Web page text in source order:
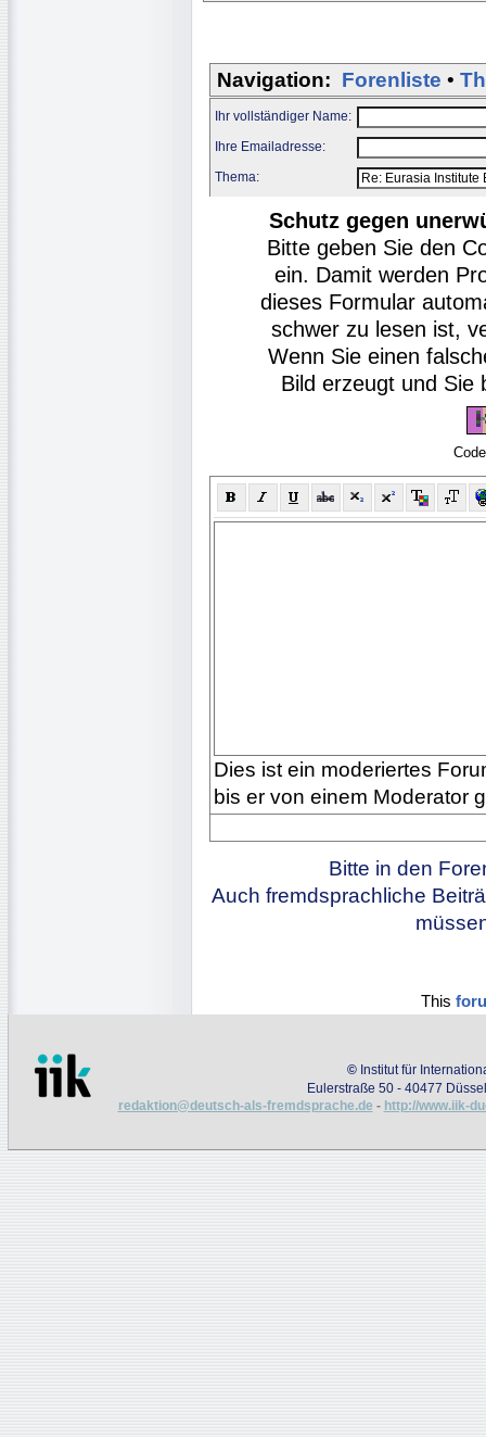
Navigation: Forenliste •
Ihr vollständiger Name:
Ihre Emailadresse:
Thema:
Schutz gegen
Bitte geben Sie den
ein. Damit werden
dieses Formular
schwer zu lesen ist,
Wenn Sie einen
Bild erzeugt und Sie
Dies ist ein moderiertes
bis er von einem Moderator
Bitte in den
Auch fremdsprachliche
This
© Institut für
Eulerstraße 50 - 40477
redaktion@deutsch-als-fremdsprache.de - http://www.iik-